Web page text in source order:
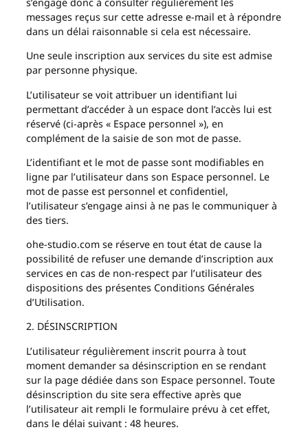
messages reçus sur cette adresse e-mail et à répondre
dans un délai raisonnable si cela est nécessaire.
Une seule inscription aux services du site est admise
par personne physique.
L’utilisateur se voit attribuer un identifiant lui
permettant d’accéder à un espace dont l’accès lui est
réservé (ci-après « Espace personnel »), en
complément de la saisie de son mot de passe.
L’identifiant et le mot de passe sont modifiables en
ligne par l’utilisateur dans son Espace personnel. Le
mot de passe est personnel et confidentiel,
l’utilisateur s’engage ainsi à ne pas le communiquer à
des tiers.
ohe-studio.com se réserve en tout état de cause la
possibilité de refuser une demande d’inscription aux
services en cas de non-respect par l’utilisateur des
dispositions des présentes Conditions Générales
d’Utilisation.
2. DÉSINSCRIPTION
L’utilisateur régulièrement inscrit pourra à tout
moment demander sa désinscription en se rendant
sur la page dédiée dans son Espace personnel. Toute
désinscription du site sera effective après que
l’utilisateur ait rempli le formulaire prévu à cet effet,
dans le délai suivant : 48 heures.